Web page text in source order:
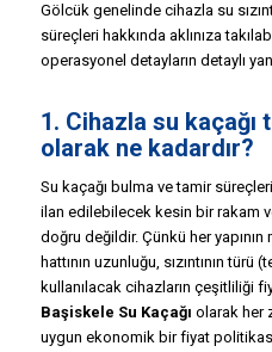
Gölcük genelinde cihazla su
süreçleri hakkında aklınıza
operasyonel detayların detaylı
1. Cihazla su kaçağı
olarak ne kadardır?
Su kaçağı bulma ve tamir
ilan edilebilecek kesin bir rakam
doğru değildir. Çünkü her
hattının uzunluğu, sızıntının
kullanılacak cihazların çeşitliliği
Başiskele Su Kaçağı olarak her
uygun ekonomik bir fiyat